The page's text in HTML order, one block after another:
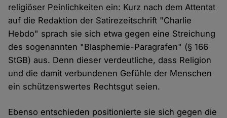
religiöser Peinlichkeiten ein: Kurz nach dem Attentat
auf die Redaktion der Satirezeitschrift "Charlie
Hebdo" sprach sie sich etwa gegen eine Streichung
des sogenannten "Blasphemie-Paragrafen" (§ 166
StGB) aus. Denn dieser verdeutliche, dass Religion
und die damit verbundenen Gefühle der Menschen
ein schützenswertes Rechtsgut seien.
Ebenso entschieden positionierte sie sich gegen die